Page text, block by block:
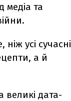
медіа та
усі сучасні
а й
великі дата-